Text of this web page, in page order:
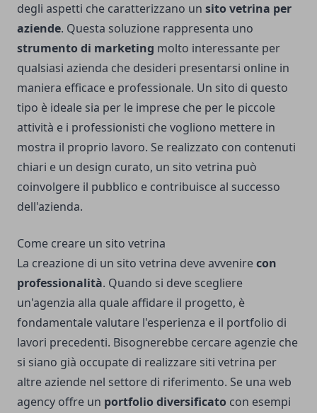
degli aspetti che caratterizzano un sito vetrina per
aziende. Questa soluzione rappresenta uno
strumento di marketing molto interessante per
qualsiasi azienda che desideri presentarsi online in
maniera efficace e professionale. Un sito di questo
tipo è ideale sia per le imprese che per le piccole
attività e i professionisti che vogliono mettere in
mostra il proprio lavoro. Se realizzato con contenuti
chiari e un design curato, un sito vetrina può
coinvolgere il pubblico e contribuisce al successo
dell'azienda.
Come creare un sito vetrina
La creazione di un sito vetrina deve avvenirecon
professionalità. Quando si deve scegliere
un'agenzia alla quale affidare il progetto, è
fondamentale valutare l'esperienza e il portfolio di
lavori precedenti. Bisognerebbe cercare agenzie che
si siano già occupate di realizzare siti vetrina per
altre aziende nel settore di riferimento. Se una web
agency offre un portfolio diversificato con esempi